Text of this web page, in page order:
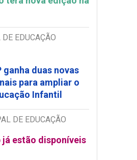
EDUCAÇÃO
ganha duas novas
para ampliar o
Infantil
DE EDUCAÇÃO
já estão disponíveis